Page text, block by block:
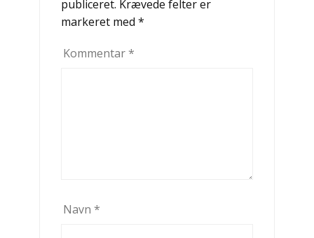
publiceret. Krævede felter er
markeret med *
Kommentar*
Navn *